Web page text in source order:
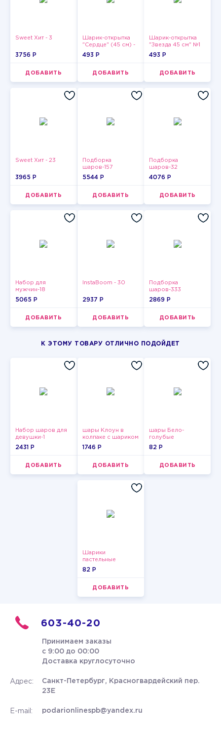
Sweet Хит - 3
3756 P
ДОБАВИТЬ
Шарик-открытка
"Сердце" (45 см) -
2
493 P
ДОБАВИТЬ
Шарик-открытка
"Звезда 45 см" №1
493 P
ДОБАВИТЬ
Sweet Хит - 23
3965 P
ДОБАВИТЬ
Подборка
шаров-157
5544 P
ДОБАВИТЬ
Подборка
шаров-32
4076 P
ДОБАВИТЬ
Набор для
мужчин-18
5065 P
ДОБАВИТЬ
InstaBoom - 30
2937 P
ДОБАВИТЬ
Подборка
шаров-333
2869 P
ДОБАВИТЬ
К ЭТОМУ ТОВАРУ ОТЛИЧНО ПОДОЙДЕТ
Набор шаров для
девушки-1
2431 P
ДОБАВИТЬ
шары Клоун в
колпаке с шариком
1746 P
ДОБАВИТЬ
шары Бело-
голубые
пастельные
82 P
ДОБАВИТЬ
Шарики
пастельные
82 P
ДОБАВИТЬ
603-40-20
Принимаем заказы
с 9:00 до 00:00
Доставка круглосуточно
Адрес:
Санкт-Петербург, Красногвардейский пер.
23Е
E-mail: podarionlinespb@yandex.ru